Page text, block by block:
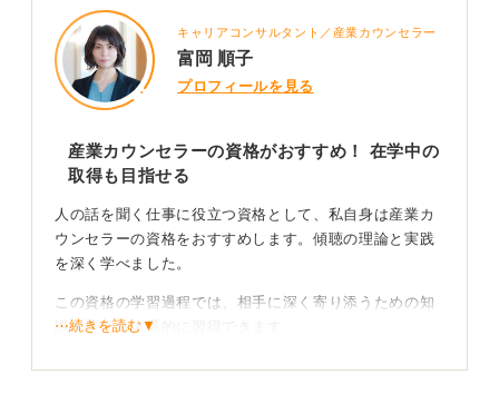
ンセラー以外にも営業職やコンサルなどでも活かせるで
しょう。また、相手に安心感を持たれるような聞き方が
できるならば、接客や窓口業務などでも活躍できると思
います。
を、自分のなかで一歩踏み込んで考えてみましょう。ネ
ットで調べたり、ボランティア・インターンを活用して
実際の現場に触れてみて、どのような仕事があるのかを
知ることから始めても良いと思いますよ。
キャリアコンサルタント／産業カウンセラー
富岡 順子
プロフィールを見る
産業カウンセラーの資格がおすすめ！ 在学中の
取得も目指せる
人の話を聞く仕事に役立つ資格として、私自身は産業カ
ウンセラーの資格をおすすめします。傾聴の理論と実践
を深く学べました。
この資格の学習過程では、相手に深く寄り添うための知
識と技術を体系的に習得できます。
⋯続きを読む▼